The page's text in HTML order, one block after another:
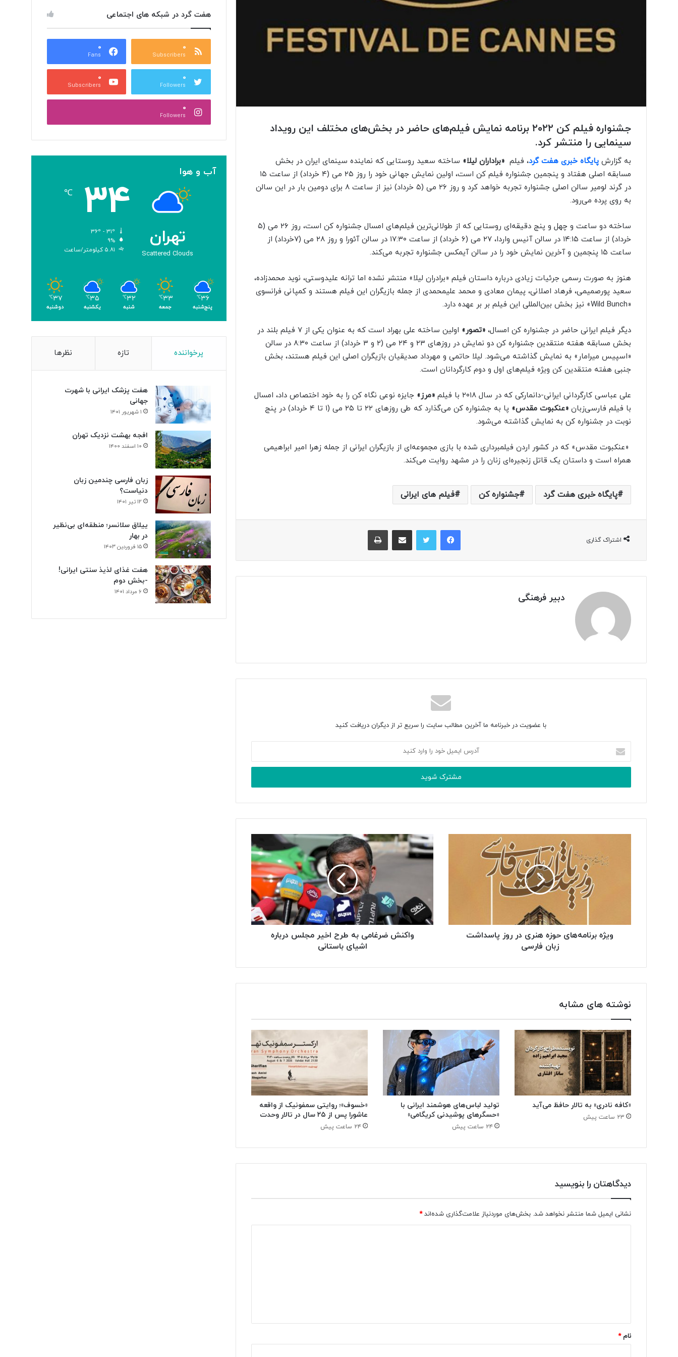
جشنواره فیلم کن ۲۰۲۲ برنامه نمایش فیلم‌های حاضر در بخش‌های مختلف این رویداد
سینمایی را منتشر کرد.
به گزارش پایگاه خبری هفت گرد، فیلم «براداران لیلا» ساخته سعید روستایی که نماینده سینمای ایران در بخش
مسابقه اصلی هفتاد و پنجمین جشنواره فیلم کن است، اولین نمایش جهانی خود را روز ۲۵ می (۴ خرداد) از ساعت ۱۵
در گرند لومیر سالن اصلی جشنواره تجربه خواهد کرد و روز ۲۶ می (۵ خرداد) نیز از ساعت ۸ برای دومین بار در این سالن
به روی پرده می‌رود.
ساخته دو ساعت و چهل و پنج دقیقه‌ای روستایی که از طولانی‌ترین فیلم‌های امسال جشنواره کن است، روز ۲۶ می (۵
خرداد) از ساعت ۱۴:۱۵ در سالن آنیس واردا، ۲۷ می (۶ خرداد) از ساعت ۱۷:۳۰ در سالن آئورا و روز ۲۸ می (۷خرداد) از
ساعت ۱۵ پنجمین و آخرین نمایش خود را در سالن آیمکس جشنواره تجربه می‌کند.
هنوز به صورت رسمی جرئیات زیادی درباره داستان فیلم «برادران لیلا» منتشر نشده اما ترانه علیدوستی، نوید محمدزاده،
سعید پورصمیمی، فرهاد اصلانی، پیمان معادی و محمد علیمحمدی از جمله بازیگران این فیلم هستند و کمپانی فرانسوی
«Wild Bunch» نیز بخش بین‌المللی این فیلم بر بر عهده دارد.
دیگر فیلم ایرانی حاضر در جشنواره کن امسال، «تصور»
اولین ساخته علی بهراد است که به عنوان یکی از ۷ فیلم بلند در
بخش مسابقه هفته منتقدین جشنواره کن دو نمایش در روزهای ۲۳ و ۲۴ می (۲ و ۳ خرداد) از ساعت ۸:۳۰ در سالن
«اسپیس میرامار» به نمایش گذاشته می‌شود. لیلا حاتمی و مهرداد صدیقیان بازیگران اصلی این فیلم هستند، بخش
جنبی هفته منتقدین کن ویژه فیلم‌های اول و دوم کارگردانان است.
علی عباسی کارگردانی ایرانی-دانمارکی که در سال ۲۰۱۸ با فیلم «مرز» جایزه نوعی نگاه کن را به خود اختصاص داد، امسال
با فیلم فارسی‌زبان «عنکبوت مقدس»
پا به جشنواره کن می‌گذارد که طی روزهای ۲۲ تا ۲۵ می (۱ تا ۴ خرداد) در پنج
نوبت در جشنواره کن به نمایش گذاشته می‌شود.
«عنکبوت مقدس» که در کشور اردن فیلمبرداری شده با بازی مجموعه‌ای از بازیگران ایرانی از جمله زهرا امیر ابراهیمی
همراه است و داستان یک قاتل زنجیره‌ای زنان را در مشهد روایت می‌کند.
پایگاه خبری هفت گرد جشنواره کن فیلم های ایرانی
اشتراک گذاری
فیس بوک توییتر اشتراک گذاری از طریق ایمیل چاپ
دبیر فرهنگی
با عضویت در خبرنامه ما آخرین مطالب سایت را سریع تر از دیگران دریافت کنید
ایمیل
خود
وارد
ویژه برنامه‌های حوزه هنری در روز پاسداشت
زبان فارسی
واکنش ضرغامی به طرح اخیر مجلس درباره
اشیای باستانی
نوشته های مشابه
«کافه نادری» به تالار حافظ می‌آید
۲۳ ساعت پیش
تولید لباس‌های هوشمند ایرانی با
«حسگرهای پوشیدنی کریگامی»
۲۴ ساعت پیش
«خسوف»؛ روایتی سمفونیک از واقعه
عاشورا پس از ۲۵ سال در تالار وحدت
۲۴ ساعت پیش
دیدگاهتان را بنویسید
نشانی ایمیل شما منتشر نخواهد شد. بخش‌های موردنیاز علامت‌گذاری شده‌اند*
*
نام*
هفت گرد در شبکه های اجتماعی
۰
Subscribers
۰
Fans
۰
Followers
۰
Subscribers
۰
Followers
آب و هوا
تهران
Scattered Clouds
۳۴ ℃
۹%
۵.۸۱ کیلومتر/ساعت
۳۶℃
پنج‌شنبه
۳۳℃
جمعه
۳۲℃
شنبه
۳۵℃
یکشنبه
۳۷℃
دوشنبه
پرخواننده تازه نظرها
هفت پزشک ایرانی با شهرت
جهانی
۱ شهریور ۱۴۰۱
افجه بهشت نزدیک تهران
۱۰ اسفند ۱۴۰۰
زبان فارسی چندمین زبان
دنیاست؟
۱۲ تیر ۱۴۰۱
ییلاق سلانسر؛ منطقه‌ای بی‌نظیر
در بهار
۱۵ فروردین ۱۴۰۳
هفت غذای لذیذ سنتی ایرانی!
-بخش دوم
۶ مرداد ۱۴۰۱